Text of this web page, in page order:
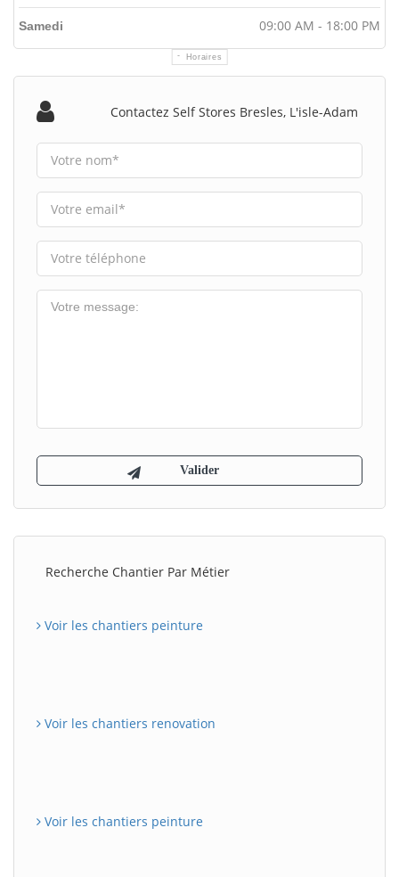
Horaires
Samedi 09:00 AM - 18:00 PM
Contactez Self Stores Bresles, L'isle-Adam
Recherche Chantier Par Métier
Voir les chantiers peinture
Voir les chantiers renovation
Voir les chantiers peinture